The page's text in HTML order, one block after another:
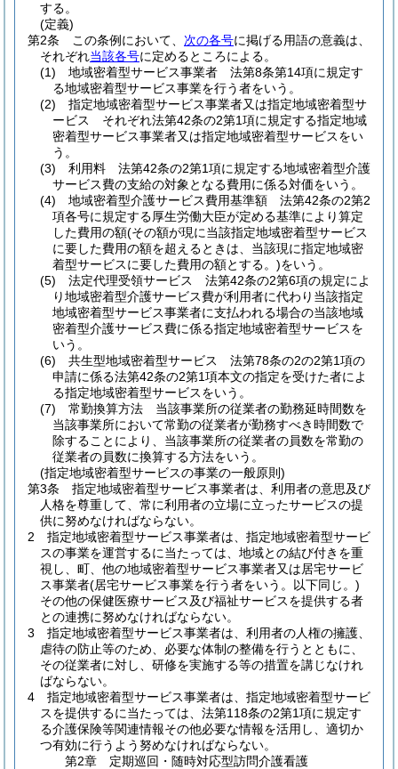
する。
(定義)
第2条
この条例において、 次の各号に掲げる用語の意義は、
それぞれ当該各号に定めるところによる。
(1)
地域密着型サービス事業者 法第8条第14項に規定す
る地域密着型サービス事業を行う者をいう。
(2)
指定地域密着型サービス事業者又は指定地域密着型サ
ービス それぞれ法第42条の2第1項に規定する指定地域
密着型サービス事業者又は指定地域密着型サービスをい
う。
(3)
利用料 法第42条の2第1項に規定する地域密着型介護
サービス費の支給の対象となる費用に係る対価をいう。
(4)
地域密着型介護サービス費用基準額 法第42条の2第2
項各号に規定する厚生労働大臣が定める基準により算定
した費用の額(その額が現に当該指定地域密着型サービス
に要した費用の額を超えるときは、当該現に指定地域密
着型サービスに要した費用の額とする。)をいう。
(5)
法定代理受領サービス 法第42条の2第6項の規定によ
り地域密着型介護サービス費が利用者に代わり当該指定
地域密着型サービス事業者に支払われる場合の当該地域
密着型介護サービス費に係る指定地域密着型サービスを
いう。
(6)
共生型地域密着型サービス 法第78条の2の2第1項の
申請に係る法第42条の2第1項本文の指定を受けた者によ
る指定地域密着型サービスをいう。
(7)
常勤換算方法 当該事業所の従業者の勤務延時間数を
当該事業所において常勤の従業者が勤務すべき時間数で
除することにより、当該事業所の従業者の員数を常勤の
従業者の員数に換算する方法をいう。
(指定地域密着型サービスの事業の一般原則)
第3条
指定地域密着型サービス事業者は、利用者の意思及び
人格を尊重して、常に利用者の立場に立ったサービスの提
供に努めなければならない。
2
指定地域密着型サービス事業者は、指定地域密着型サービ
スの事業を運営するに当たっては、地域との結び付きを重
視し、町、他の地域密着型サービス事業者又は居宅サービ
ス事業者(居宅サービス事業を行う者をいう。以下同じ。)
その他の保健医療サービス及び福祉サービスを提供する者
との連携に努めなければならない。
3
指定地域密着型サービス事業者は、利用者の人権の擁護、
虐待の防止等のため、必要な体制の整備を行うとともに、
その従業者に対し、研修を実施する等の措置を講じなけれ
ばならない。
4
指定地域密着型サービス事業者は、指定地域密着型サービ
スを提供するに当たっては、法第118条の2第1項に規定す
る介護保険等関連情報その他必要な情報を活用し、適切か
つ有効に行うよう努めなければならない。
第2章
定期巡回・随時対応型訪問介護看護